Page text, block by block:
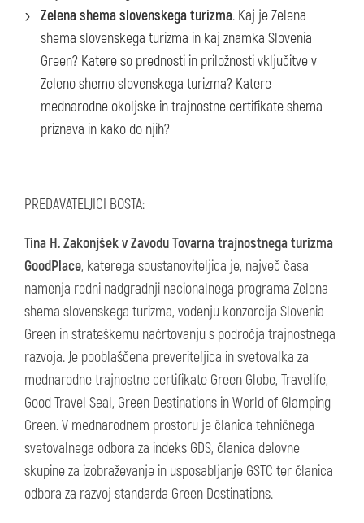
Zelena shema slovenskega turizma. Kaj je Zelena
shema slovenskega turizma in kaj znamka Slovenia
Green? Katere so prednosti in priložnosti vključitve v
Zeleno shemo slovenskega turizma? Katere
mednarodne okoljske in trajnostne certifikate shema
priznava in kako do njih?
PREDAVATELJICI BOSTA:
Tina H. Zakonjšek v Zavodu Tovarna trajnostnega turizma
GoodPlace, katerega soustanoviteljica je, največ časa
namenja redni nadgradnji nacionalnega programa Zelena
shema slovenskega turizma, vodenju konzorcija Slovenia
Green in strateškemu načrtovanju s področja trajnostnega
razvoja. Je pooblaščena preveriteljica in svetovalka za
mednarodne trajnostne certifikate Green Globe, Travelife,
Good Travel Seal, Green Destinations in World of Glamping
Green. V mednarodnem prostoru je članica tehničnega
svetovalnega odbora za indeks GDS, članica delovne
skupine za izobraževanje in usposabljanje GSTC ter članica
odbora za razvoj standarda Green Destinations.